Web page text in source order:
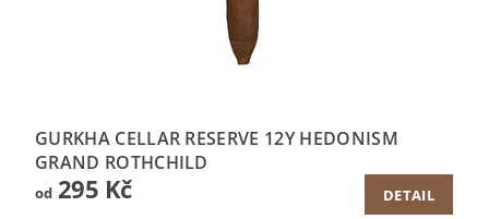
GURKHA CELLAR RESERVE 12Y HEDONISM
GRAND ROTHCHILD
od295 Kč DETAIL